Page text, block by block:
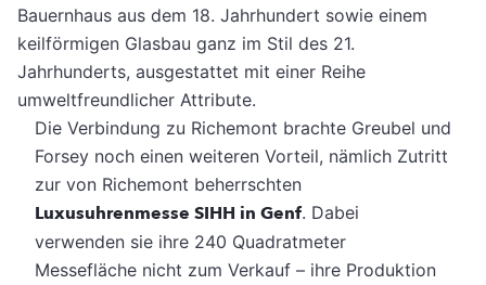
Bauernhaus aus dem 18. Jahrhundert sowie einem
keilförmigen Glasbau ganz im Stil des 21.
Jahrhunderts, ausgestattet mit einer Reihe
umweltfreundlicher Attribute.
Die Verbindung zu Richemont brachte Greubel und
Forsey noch einen weiteren Vorteil, nämlich Zutritt
zur von Richemont beherrschten
Luxusuhrenmesse SIHH in Genf. Dabei
verwenden sie ihre 240 Quadratmeter
Messefläche nicht zum Verkauf – ihre Produktion